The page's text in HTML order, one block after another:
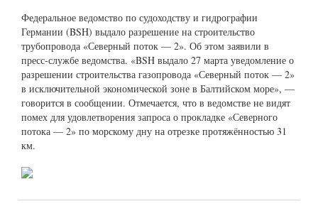
Федеральное ведомство по судоходству и гидрографии
Германии (BSH) выдало разрешение на строительство
трубопровода «Северный поток — 2». Об этом заявили в
пресс-службе ведомства. «BSH выдало 27 марта уведомление о
разрешении строительства газопровода «Северный поток — 2»
в исключительной экономической зоне в Балтийском море», —
говорится в сообщении. Отмечается, что в ведомстве не видят
помех для удовлетворения запроса о прокладке «Северного
потока — 2» по морскому дну на отрезке протяжённостью 31
км.